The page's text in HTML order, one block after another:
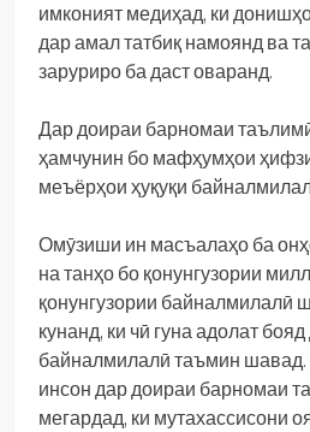
имконият медиҳад, ки
дар амал татбиқ намоянд ва
заруриро ба даст оваранд.
Дар доираи барномаи
ҳамчунин бо мафҳумҳои
меъёрҳои ҳуқуқи
Омӯзиши ин масъалаҳо ба
на танҳо бо қонунгузории
қонунгузории байналмилалӣ
кунанд, ки чӣ гуна адолат
байналмилалӣ таъмин шавад.
инсон дар доираи барномаи
мегардад, ки мутахассисони